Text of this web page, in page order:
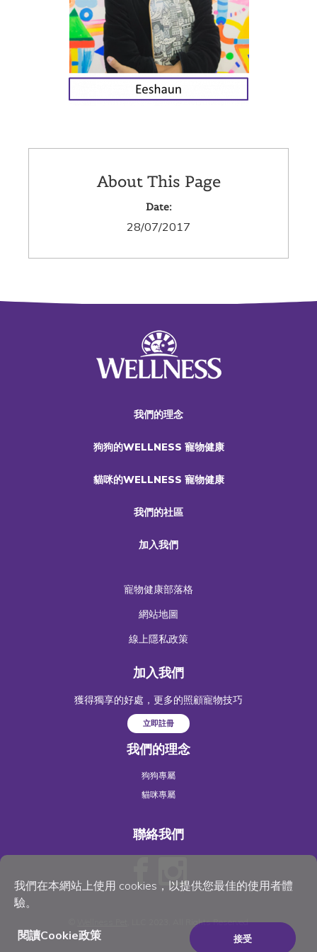
我們在本網站上使用 cookies，以提供您最佳的使用者體
驗。
閱讀Cookie政策 接受
About This Page
Date:
28/07/2017
我們的理念
狗狗的WELLNESS 寵物健康
貓咪的WELLNESS 寵物健康
我們的社區
加入我們
寵物健康部落格
網站地圖
線上隱私政策
加入我們
獲得獨享的好處，更多的照顧寵物技巧
立即註冊
我們的理念
狗狗專屬
貓咪專屬
聯絡我們
, LLC 2023. All Rights Reserved